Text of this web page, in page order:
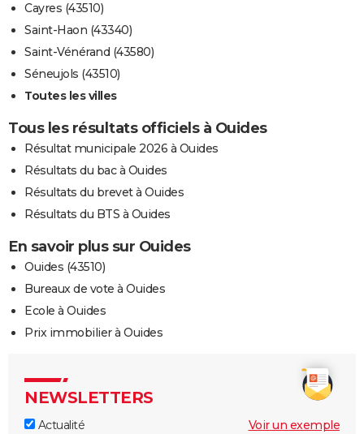
Cayres (43510)
Saint-Haon (43340)
Saint-Vénérand (43580)
Séneujols (43510)
Toutes les villes
Tous les résultats officiels à Ouides
Résultat municipale 2026 à Ouides
Résultats du bac à Ouides
Résultats du brevet à Ouides
Résultats du BTS à Ouides
En savoir plus sur Ouides
Ouides (43510)
Bureaux de vote à Ouides
Ecole à Ouides
Prix immobilier à Ouides
NEWSLETTERS
Actualité
Voir un exemple